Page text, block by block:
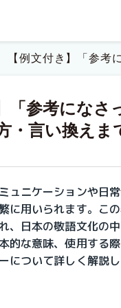
【例文付き】「参考
「参考にな
・言い換えま
ュニケーションや日
に用いられます。こ
、日本の敬語文化の
的な意味、使用する
について詳しく解説し